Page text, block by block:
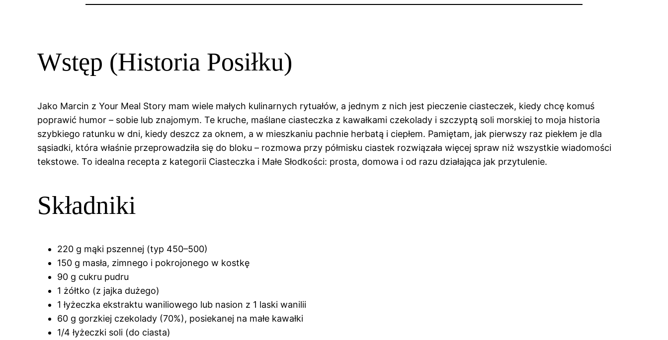
Wstęp (Historia Posiłku)
Jako Marcin z Your Meal Story mam wiele małych kulinarnych rytuałów, a jednym z nich jest pieczenie ciasteczek, kiedy chcę komuś
poprawić humor – sobie lub znajomym. Te kruche, maślane ciasteczka z kawałkami czekolady i szczyptą soli morskiej to moja historia
szybkiego ratunku w dni, kiedy deszcz za oknem, a w mieszkaniu pachnie herbatą i ciepłem. Pamiętam, jak pierwszy raz piekłem je dla
sąsiadki, która właśnie przeprowadziła się do bloku – rozmowa przy półmisku ciastek rozwiązała więcej spraw niż wszystkie wiadomości
tekstowe. To idealna recepta z kategorii Ciasteczka i Małe Słodkości: prosta, domowa i od razu działająca jak przytulenie.
Składniki
220 g mąki pszennej (typ 450–500)
150 g masła, zimnego i pokrojonego w kostkę
90 g cukru pudru
1 żółtko (z jajka dużego)
1 łyżeczka ekstraktu waniliowego lub nasion z 1 laski wanilii
60 g gorzkiej czekolady (70%), posiekanej na małe kawałki
1/4 łyżeczki soli (do ciasta)